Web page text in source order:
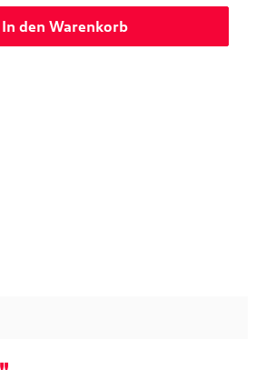
ein oder benutze die Schaltflächen um
In den Warenkorb